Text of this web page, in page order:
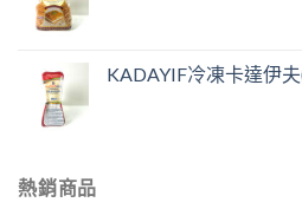
KADAYIF冷凍卡達伊
熱銷商品